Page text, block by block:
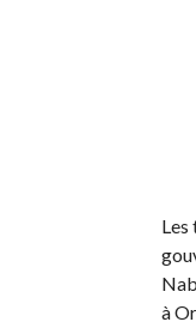
Les
à